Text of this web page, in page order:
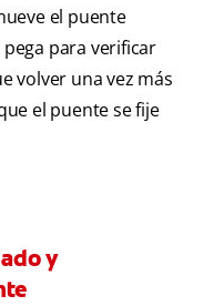
el puente
para verificar
volver una vez más
el puente se fije
y